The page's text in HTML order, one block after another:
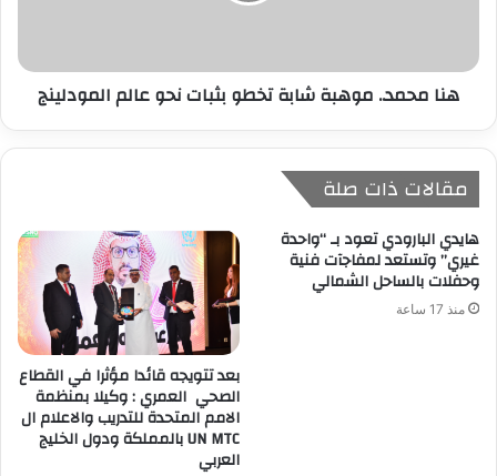
هنا محمد.. موهبة شابة تخطو بثبات نحو عالم المودلينج
مقالات ذات صلة
هايدي البارودي تعود بـ “واحدة
غيري” وتستعد لمفاجآت فنية
وحفلات بالساحل الشمالي
منذ 17 ساعة
بعد تتويجه قائدا مؤثرا في القطاع
الصحي العمري : وكيلا بمنظمة
الامم المتحدة للتدريب والاعلام ال
UN MTC بالمملكة ودول الخليج
العربي